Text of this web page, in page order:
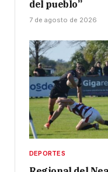
del pueblo”
7 de agosto de 2026
DEPORTES